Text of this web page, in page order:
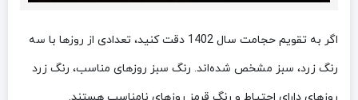
اگر به تقویم حجامت سال 1402 دقت کنید، تعدادی از روزها با سه
رنگ زرد، سبز مشخص شده‌اند. رنگ سبز روزهای مناسب، رنگ زرد